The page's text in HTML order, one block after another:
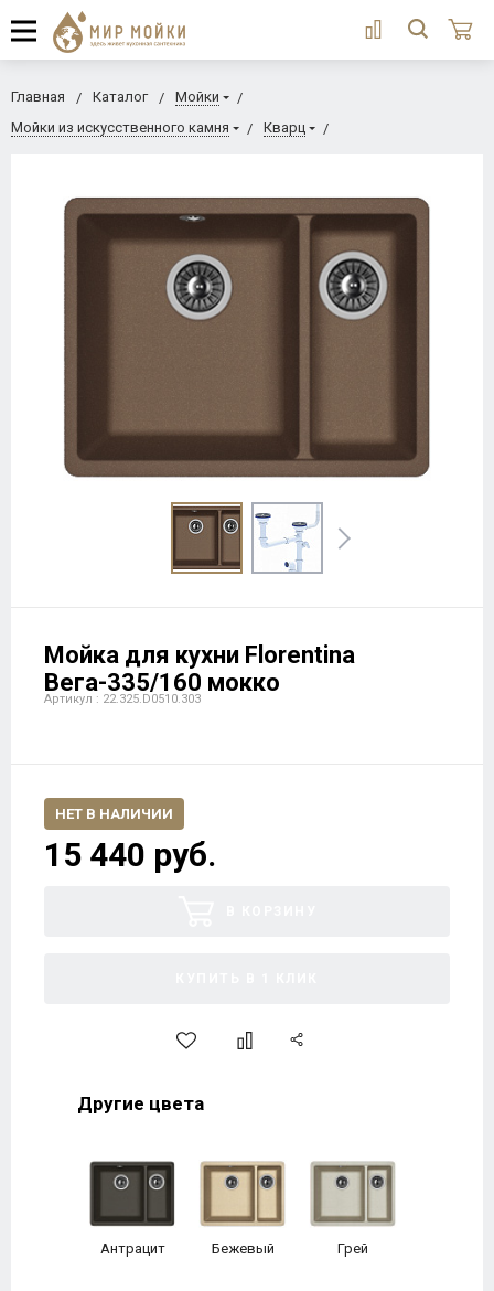
Главная Каталог
Мойки
Мойки из искусственного камня
Кварц
Мойка для кухни Florentina
Вега-335/160 мокко
Артикул : 22.325.D0510.303
НЕТ В НАЛИЧИИ
15 440 руб.
Другие цвета
Антрацит Бежевый Грей